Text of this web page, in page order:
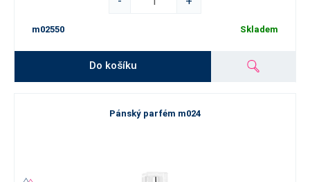
m02550 Skladem
Do košíku
Pánský parfém m024